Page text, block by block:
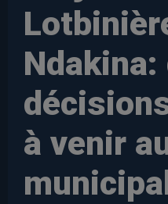
Ndakina:
à venir